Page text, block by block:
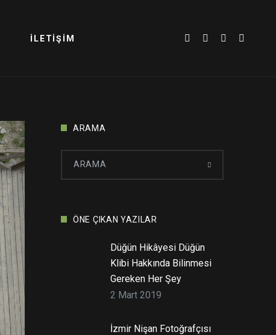
İLETIŞIM
ARAMA
ÖNE ÇIKAN YAZILAR
Düğün Hikâyesi Düğün
Klibi Hakkında Bilinmesi
Gereken Her Şey
2 Mart 2019
İzmir Nişan Fotoğrafçısı